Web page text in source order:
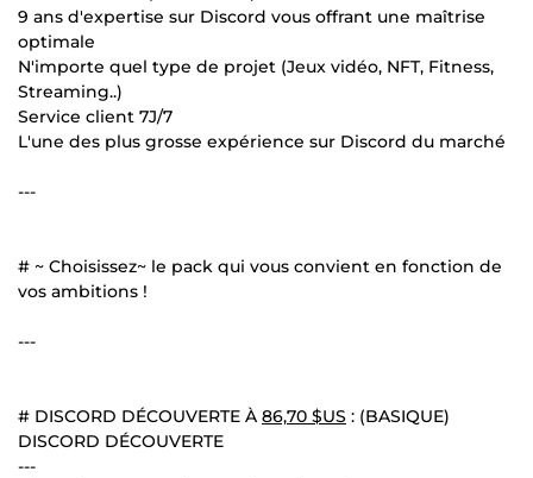
9 ans d'expertise sur Discord vous offrant une maîtrise
optimale
N'importe quel type de projet (Jeux vidéo, NFT, Fitness,
Streaming..)
Service client 7J/7
L'une des plus grosse expérience sur Discord du marché
---
# ~ Choisissez~ le pack qui vous convient en fonction de
vos ambitions !
---
# DISCORD DÉCOUVERTE À 86,70 $US : (BASIQUE)
DISCORD DÉCOUVERTE
---